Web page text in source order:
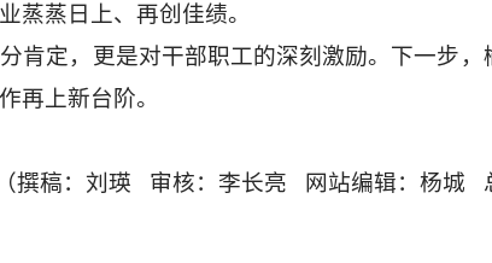
蒸蒸日上、再创佳绩。
定，更是对干部职工的深刻激励。下一步，
再上新台阶。
（撰稿：刘瑛 审核：李长亮 网站编辑：杨城